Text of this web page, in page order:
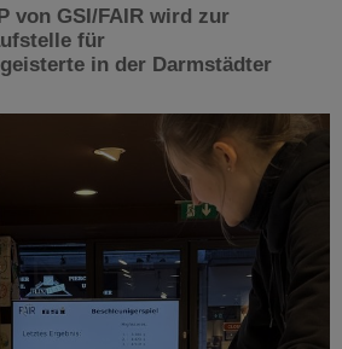
von GSI/FAIR wird zur
für
in der Darmstädter